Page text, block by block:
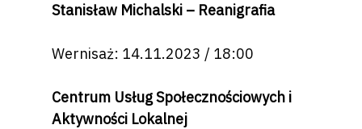
Stanisław Michalski – Reanigrafia
Wernisaż: 14.11.2023 / 18:00
Centrum Usług Społecznościowych i
Aktywności Lokalnej